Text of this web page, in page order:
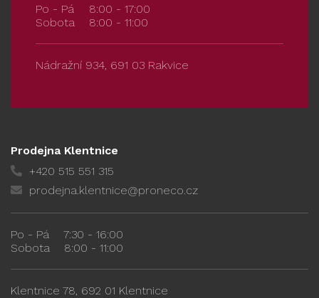
Po - Pá
8:00 - 17:00
Sobota
8:00 - 11:00
Nádražní 934, 691 03 Rakvice
Prodejna Klentnice
+420 515 551 315
prodejna.klentnice@proneco.cz
Po - Pá
7:30 - 16:00
Sobota
8:00 - 11:00
Klentnice 78, 692 01 Klentnice